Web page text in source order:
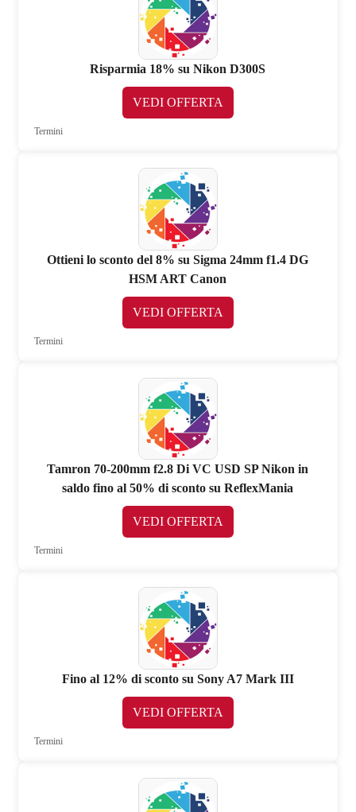
Risparmia 18% su Nikon D300S
VEDI OFFERTA
Termini
Ottieni lo sconto del 8% su Sigma 24mm f1.4 DG
HSM ART Canon
VEDI OFFERTA
Termini
Tamron 70-200mm f2.8 Di VC USD SP Nikon in
saldo fino al 50% di sconto su ReflexMania
VEDI OFFERTA
Termini
Fino al 12% di sconto su Sony A7 Mark III
VEDI OFFERTA
Termini